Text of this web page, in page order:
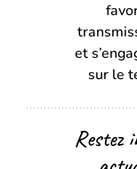
et
sur le
Restez